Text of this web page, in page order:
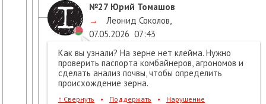
№27 Юрий Томашов
→
Леонид Соколов,
07.05.2026 07:43
Как вы узнали? На зерне нет клейма. Нужно
проверить паспорта комбайнеров, агрономов и
сделать анализ почвы, чтобы определить
происхождение зерна.
↑ Свернуть • Поддержать • Нарушение